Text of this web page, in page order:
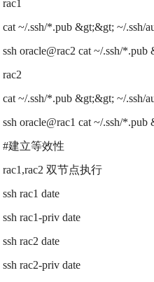
rac1
cat ~/.ssh/*.pub &gt;&gt; ~/.ssh/
ssh oracle@rac2 cat ~/.ssh/
rac2
cat ~/.ssh/*.pub &gt;&gt; ~/.ssh/
ssh oracle@rac1 cat ~/.ssh/
#建立等效性
rac1,rac2 双节点执行
ssh rac1 date
ssh rac1-priv date
ssh rac2 date
ssh rac2-priv date